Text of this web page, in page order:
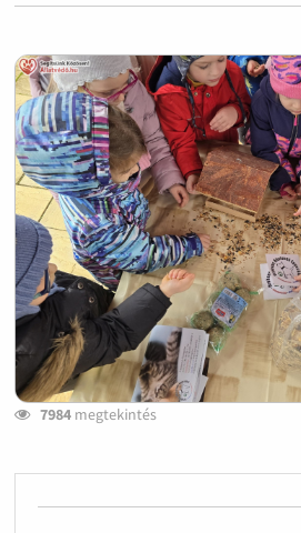
7984megtekintés